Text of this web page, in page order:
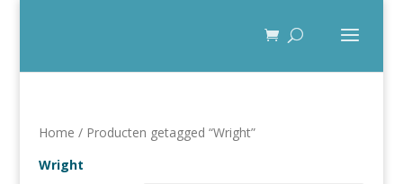
Home / Producten getagged “Wright”
Wright